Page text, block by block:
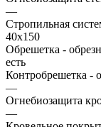
—
Стропильная
40х150
Обрешетка -
есть
Контробрешетка -
—
Огнебиозащита
—